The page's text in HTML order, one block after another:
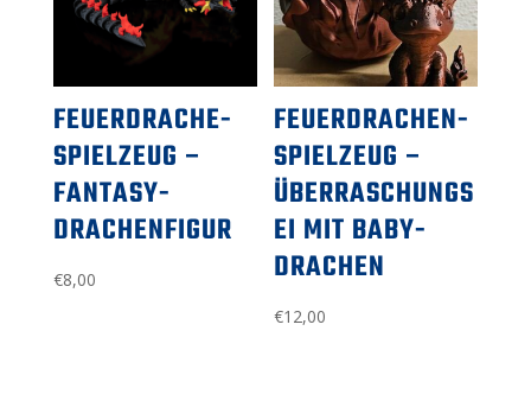
FEUERDRACHE-
SPIELZEUG –
FANTASY-
DRACHENFIGUR
€8,00
FEUERDRACHEN-
SPIELZEUG –
ÜBERRASCHUNGS
EI MIT BABY-
DRACHEN
€12,00